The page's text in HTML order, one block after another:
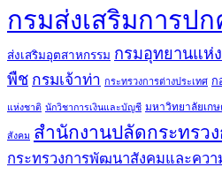
กรมส่งเสริมการป
ส่งเสริมอุตสาหกรรม กรมอุทยานแห่
พืช กรมเจ้าท่า กระทรวงการต่างประเทศ ก
แห่งชาติ นักวิชาการเงินและบัญชี มหาวิทยาลัยเก
สังคม สำนักงานปลัดกระทรว
กระทรวงการพัฒนาสังคมและคว